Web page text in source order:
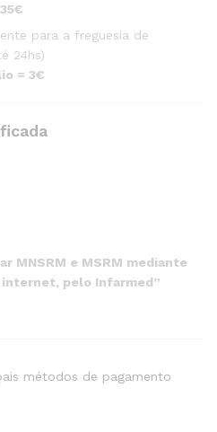
para a freguesia de
24hs)
= 3€
MNSRM e MSRM mediante
pelo Infarmed”
métodos de pagamento